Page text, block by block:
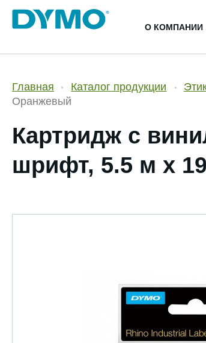
О КОМПАНИИ
Главная Каталог продукции
Оранжевый
Картридж c
шрифт, 5.5 м x